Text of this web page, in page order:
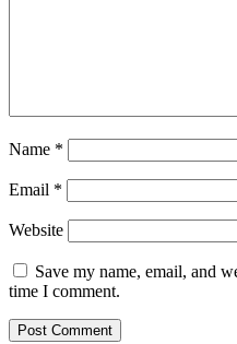
Name *
Email *
Website
Save my name, email, and
time I comment.